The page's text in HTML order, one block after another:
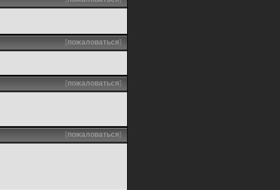
[пожаловаться]
[пожаловаться]
[пожаловаться]